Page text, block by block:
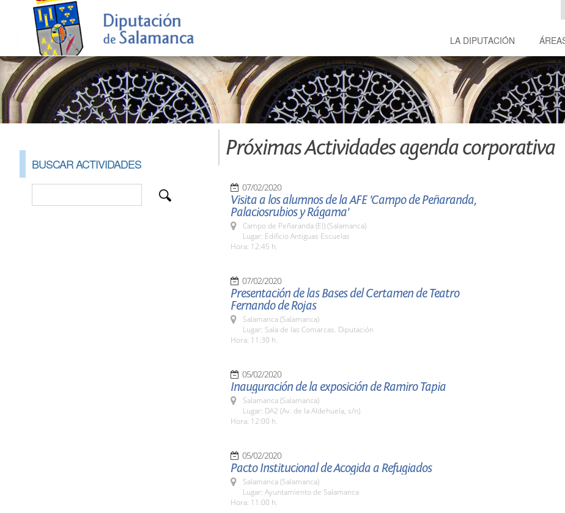
LA DIPUTACIÓN
BUSCAR ACTIVIDADES
Próximas Actividades agenda corporativa
07/02/2020
Visita a los alumnos de la AFE 'Campo de Peñaranda,
Palaciosrubios y Rágama'
Campo de Peñaranda (El) (Salamanca)
Lugar: Edificio Antiguas Escuelas
Hora: 12:45 h.
07/02/2020
Presentación de las Bases del Certamen de Teatro
Fernando de Rojas
Salamanca (Salamanca)
Lugar: Sala de las Comarcas. Diputación
Hora: 11:30 h.
05/02/2020
Inauguración de la exposición de Ramiro Tapia
Salamanca (Salamanca)
Lugar: DA2 (Av. de la Aldehuela, s/n)
Hora: 12:00 h.
05/02/2020
Pacto Institucional de Acogida a Refugiados
Salamanca (Salamanca)
Lugar: Ayuntamiento de Salamanca
Hora: 11:00 h.